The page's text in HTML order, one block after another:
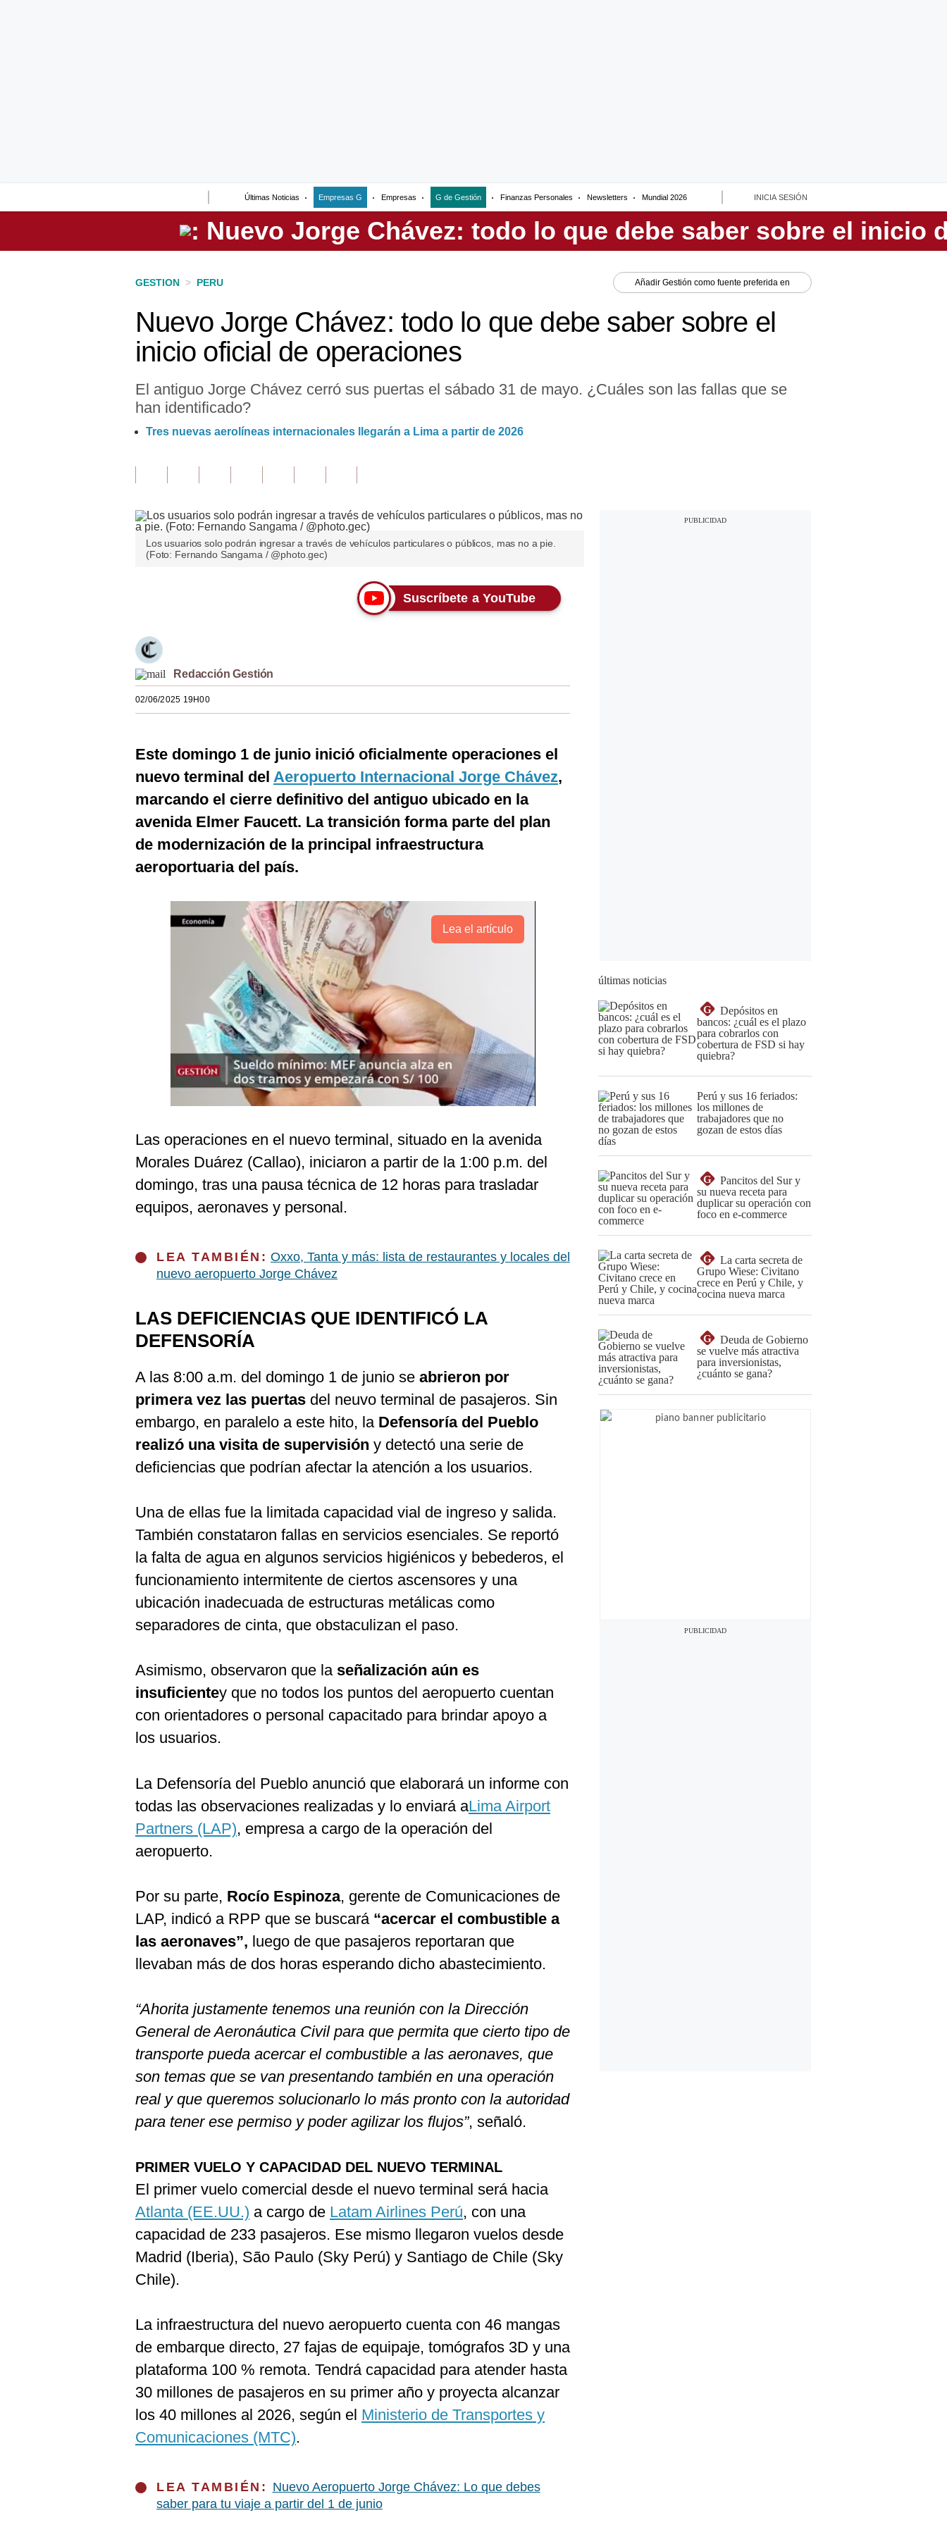
Últimas Noticias Empresas G Empresas G de Gestión Finanzas Personales Newsletters Mundial 2026 INICIA SESIÓN
Perú
GESTION > PERU Añadir Gestión como fuente preferida en
Nuevo Jorge Chávez: todo lo que debe saber sobre el
inicio oficial de operaciones
El antiguo Jorge Chávez cerró sus puertas el sábado 31 de mayo. ¿Cuáles son las fallas que se
han identificado?
Tres nuevas aerolíneas internacionales llegarán a Lima a partir de 2026
Los usuarios solo podrán ingresar a través de vehículos particulares o públicos, mas no a pie.
(Foto: Fernando Sangama / @photo.gec)
Suscríbete a YouTube
Redacción Gestión
02/06/2025 19H00
Este domingo 1 de junio inició oficialmente operaciones el
nuevo terminal del Aeropuerto Internacional Jorge Chávez,
marcando el cierre definitivo del antiguo ubicado en la
avenida Elmer Faucett. La transición forma parte del plan
de modernización de la principal infraestructura
aeroportuaria del país.
Lea el artículo
Las operaciones en el nuevo terminal, situado en la avenida
Morales Duárez (Callao), iniciaron a partir de la 1:00 p.m. del
domingo, tras una pausa técnica de 12 horas para trasladar
equipos, aeronaves y personal.
LEA TAMBIÉN: Oxxo, Tanta y más: lista de restaurantes y locales del
nuevo aeropuerto Jorge Chávez
LAS DEFICIENCIAS QUE IDENTIFICÓ LA
DEFENSORÍA
A las 8:00 a.m. del domingo 1 de junio se abrieron por
primera vez las puertas del neuvo terminal de pasajeros. Sin
embargo, en paralelo a este hito, la Defensoría del Pueblo
realizó una visita de supervisión y detectó una serie de
deficiencias que podrían afectar la atención a los usuarios.
Una de ellas fue la limitada capacidad vial de ingreso y salida.
También constataron fallas en servicios esenciales. Se reportó
la falta de agua en algunos servicios higiénicos y bebederos, el
funcionamiento intermitente de ciertos ascensores y una
ubicación inadecuada de estructuras metálicas como
separadores de cinta, que obstaculizan el paso.
Asimismo, observaron que la señalización aún es
insuficientey que no todos los puntos del aeropuerto cuentan
con orientadores o personal capacitado para brindar apoyo a
los usuarios.
La Defensoría del Pueblo anunció que elaborará un informe con
todas las observaciones realizadas y lo enviará aLima Airport
Partners (LAP), empresa a cargo de la operación del
aeropuerto.
Por su parte, Rocío Espinoza, gerente de Comunicaciones de
LAP, indicó a RPP que se buscará“acercar el combustible a
las aeronaves”, luego de que pasajeros reportaran que
llevaban más de dos horas esperando dicho abastecimiento.
“Ahorita justamente tenemos una reunión con la Dirección
General de Aeronáutica Civil para que permita que cierto tipo de
transporte pueda acercar el combustible a las aeronaves, que
son temas que se van presentando también en una operación
real y que queremos solucionarlo lo más pronto con la autoridad
para tener ese permiso y poder agilizar los flujos”, señaló.
PRIMER VUELO Y CAPACIDAD DEL NUEVO TERMINAL
El primer vuelo comercial desde el nuevo terminal será hacia
Atlanta (EE.UU.) a cargo de Latam Airlines Perú, con una
capacidad de 233 pasajeros. Ese mismo llegaron vuelos desde
Madrid (Iberia), São Paulo (Sky Perú) y Santiago de Chile (Sky
Chile).
La infraestructura del nuevo aeropuerto cuenta con 46 mangas
de embarque directo, 27 fajas de equipaje, tomógrafos 3D y una
plataforma 100 % remota. Tendrá capacidad para atender hasta
30 millones de pasajeros en su primer año y proyecta alcanzar
los 40 millones al 2026, según el Ministerio de Transportes y
Comunicaciones (MTC).
LEA TAMBIÉN: Nuevo Aeropuerto Jorge Chávez: Lo que debes
saber para tu viaje a partir del 1 de junio
últimas noticias
G
Depósitos en
bancos: ¿cuál es el plazo
para cobrarlos con
cobertura de FSD si hay
quiebra?
Perú y sus 16 feriados:
los millones de
trabajadores que no
gozan de estos días
G
Pancitos del Sur y
su nueva receta para
duplicar su operación con
foco en e-commerce
G
La carta secreta de
Grupo Wiese: Civitano
crece en Perú y Chile, y
cocina nueva marca
G
Deuda de Gobierno
se vuelve más atractiva
para inversionistas,
¿cuánto se gana?